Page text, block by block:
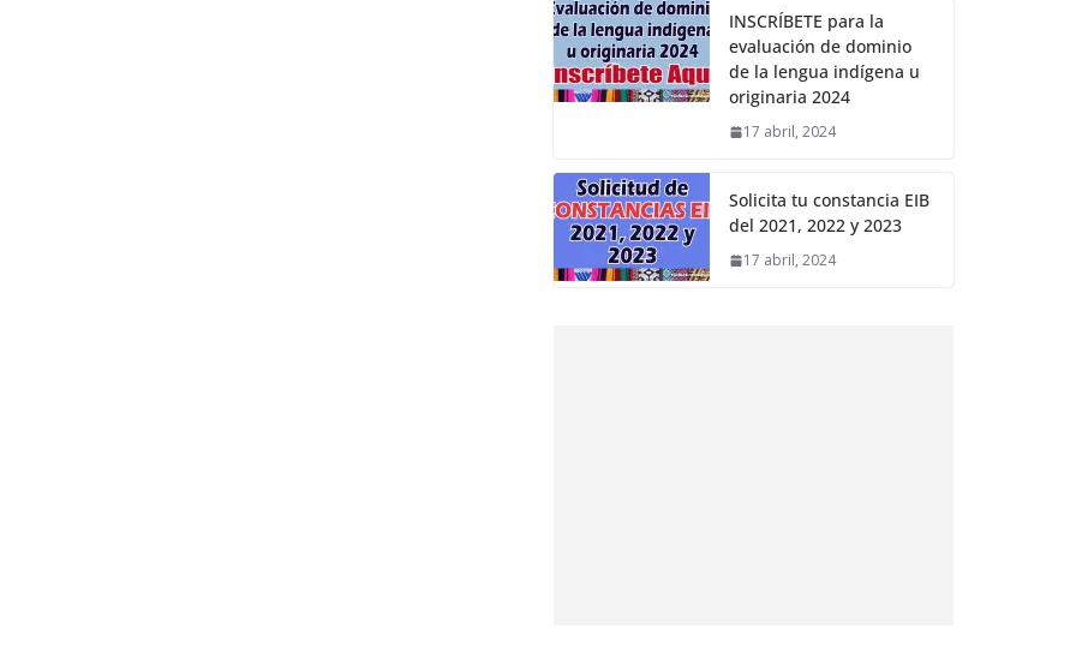
INSCRÍBETE para la
evaluación de dominio
de la lengua indígena u
originaria 2024
17 abril, 2024
Solicita tu constancia EIB
del 2021, 2022 y 2023
17 abril, 2024